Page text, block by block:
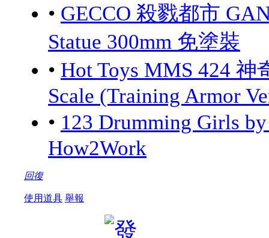
• GECCO 殺戮都市
Statue 300mm 免塗裝
• Hot Toys MMS 424 神
Scale (Training Armor
• 123 Drumming Girls
How2Work
回復
使用道具 舉報